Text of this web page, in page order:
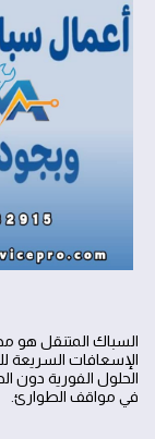
السباك المتنقل هو
الإسعافات السريعة
الحلول الفورية دون
في مواقف الطوارئ.